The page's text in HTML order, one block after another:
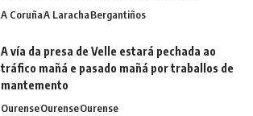
A CoruñaA LarachaBergantiños
A vía da presa de Velle estará pechada ao
tráfico mañá e pasado mañá por traballos de
mantemento
OurenseOurenseOurense